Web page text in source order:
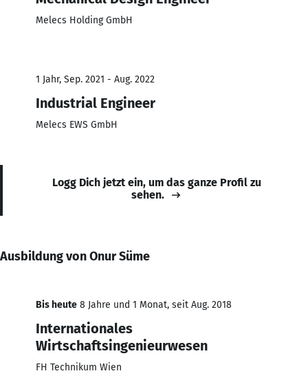
Melecs Holding GmbH
1 Jahr, Sep. 2021 - Aug. 2022
Industrial Engineer
Melecs EWS GmbH
Logg Dich jetzt ein, um das ganze Profil zu
sehen.
Ausbildung von Onur Süme
Bis heute 8 Jahre und 1 Monat, seit Aug. 2018
Internationales
Wirtschaftsingenieurwesen
FH Technikum Wien